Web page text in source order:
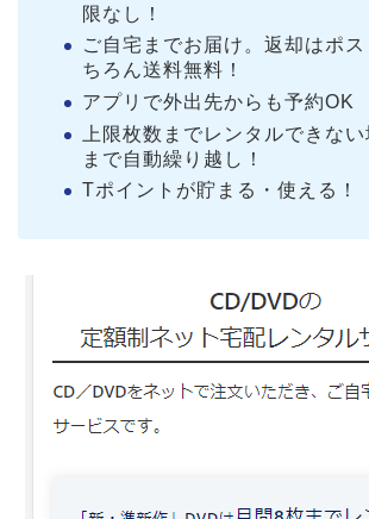
限なし！
ご自宅までお届け。返却はポ
ちろん送料無料！
アプリで外出先からも予約OK
上限枚数までレンタルできない
まで自動繰り越し！
Tポイントが貯まる・使える！